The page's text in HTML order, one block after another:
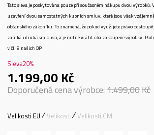
Tato sleva je poskytována pouze při současném nákupu dvou výrobků.
uzavření dvou samostatných kupních smluv, které jsou však
občanského zákoníku. To znamená, že pokud využijete právo
zaniká i druhá smlouva, a je nutné vrátit oba zakoupené výrobky.
v čl. 9 našich OP.
Sleva20%
1.199,00 Kč
Doporučená cena výrobce:1.499,00Kč
Velikosti EU Velikosti Velikosti CM